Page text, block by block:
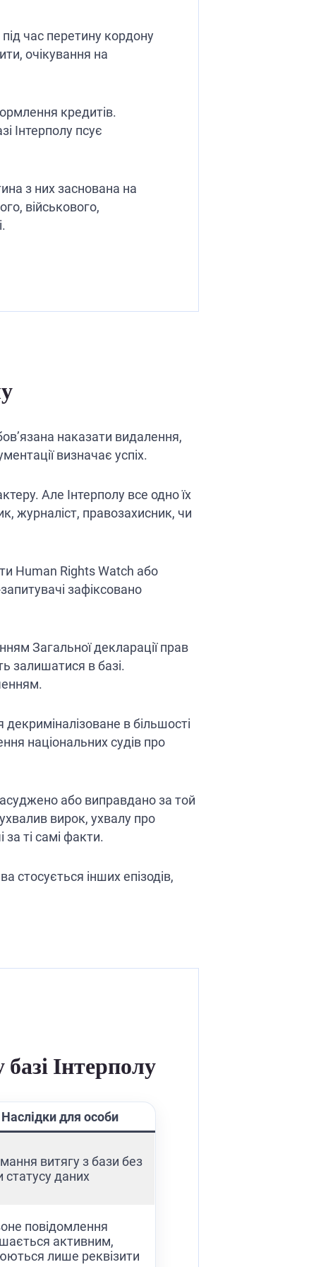
час перетину кордону
очікування на
кредитів.
Інтерполу псує
з них заснована на
військового,
наказати видалення,
визначає успіх.
Але Інтерполу все одно їх
журналіст, правозахисник, чи
Human Rights Watch або
зафіксовано
Загальної декларації прав
залишатися в базі.
в більшості
національних судів про
або виправдано за той
вирок, ухвалу про
ті самі факти.
стосується інших епізодів,
Інтерполу
Наслідки для особи
витягу з бази без
статусу даних
повідомлення
активним,
лише реквізити